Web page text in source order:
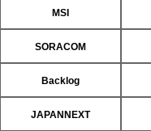
MSI
SORACOM
Backlog
JAPANNEXT